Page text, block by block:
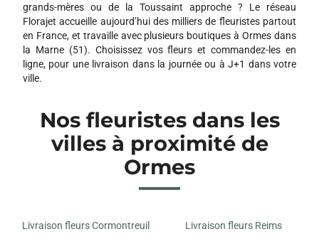
ART FLORAL
1 G RUE ROGER SALANGROS
51350 CORMONTREUIL
51100 REIMS
JH FLEURS
33 AVENUE SARAH BERNHARDT 33 AVENUE SARAH
JOELLE FLEURS ACTUELLES
grands-mères ou de la Toussaint approche ? Le réseau
Florajet accueille aujourd’hui des milliers de fleuristes partout
en France, et travaille avec plusieurs boutiques à Ormes dans
la Marne (51). Choisissez vos fleurs et commandez-les en
ligne, pour une livraison dans la journée ou à J+1 dans votre
ville.
Nos fleuristes dans les
villes à proximité de
Ormes
Livraison fleurs Cormontreuil Livraison fleurs Reims